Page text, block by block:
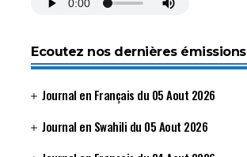
Ecoutez nos dernières émissions
Journal en Français du 05 Aout 2026
Journal en Swahili du 05 Aout 2026